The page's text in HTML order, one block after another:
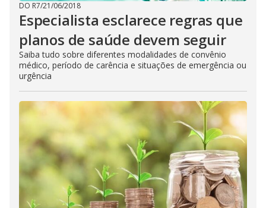
DO R7/21/06/2018
Especialista esclarece regras que
planos de saúde devem seguir
Saiba tudo sobre diferentes modalidades de convênio
médico, período de carência e situações de emergência ou
urgência